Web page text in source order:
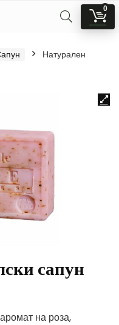
0
Натурален
сапун
на роза,